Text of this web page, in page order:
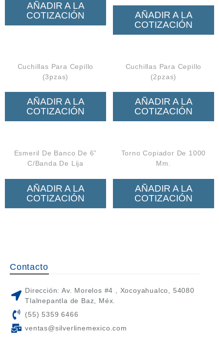
AÑADIR A LA
COTIZACIÓN
AÑADIR A LA
COTIZACIÓN
Cuchillas Para Cepillo
(3pzas)
AÑADIR A LA
COTIZACIÓN
Cuchillas Para Cepillo
(2pzas)
AÑADIR A LA
COTIZACIÓN
Esmeril De Banco De 6”
C/Banda De Lija
AÑADIR A LA
COTIZACIÓN
Torno Copiador De 1000
Mm.
AÑADIR A LA
COTIZACIÓN
Contacto
Dirección: Av. Morelos #4 , Xocoyahualco, 54080
Tlalnepantla de Baz, Méx.
(55) 5359 6466
ventas@silverlinemexico.com